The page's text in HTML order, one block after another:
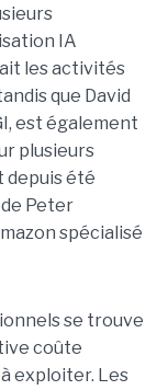
IA
les activités
que David
est également
plusieurs
depuis été
Peter
spécialisé
se trouve
coûte
exploiter. Les